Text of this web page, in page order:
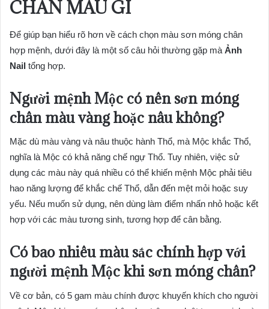
CHÂN MÀU GÌ
Để giúp bạn hiểu rõ hơn về cách chọn màu sơn móng chân
hợp mệnh, dưới đây là một số câu hỏi thường gặp mà Ảnh
Nail tổng hợp.
Người mệnh Mộc có nên sơn móng
chân màu vàng hoặc nâu không?
Mặc dù màu vàng và nâu thuộc hành Thổ, mà Mộc khắc Thổ,
nghĩa là Mộc có khả năng chế ngự Thổ. Tuy nhiên, việc sử
dụng các màu này quá nhiều có thể khiến mệnh Mộc phải tiêu
hao năng lượng để khắc chế Thổ, dẫn đến mệt mỏi hoặc suy
yếu. Nếu muốn sử dụng, nên dùng làm điểm nhấn nhỏ hoặc kết
hợp với các màu tương sinh, tương hợp để cân bằng.
Có bao nhiêu màu sắc chính hợp với
người mệnh Mộc khi sơn móng chân?
Về cơ bản, có 5 gam màu chính được khuyến khích cho người